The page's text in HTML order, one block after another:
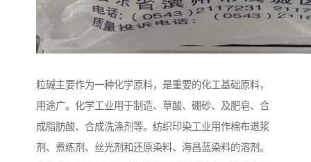
粒碱主要作为一种化学原料，是重要的化工基础原料，
用途广。化学工业用于制造、草酸、硼砂、及肥皂、合
成脂肪酸、合成洗涤剂等。纺织印染工业用作棉布退浆
剂、煮练剂、丝光剂和还原染料、海昌蓝染料的溶剂。